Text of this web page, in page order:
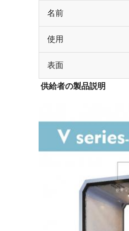
名前
使用
表面
供給者の製品説明